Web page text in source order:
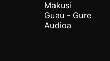
Makusi
Guau - Gure
Audioa